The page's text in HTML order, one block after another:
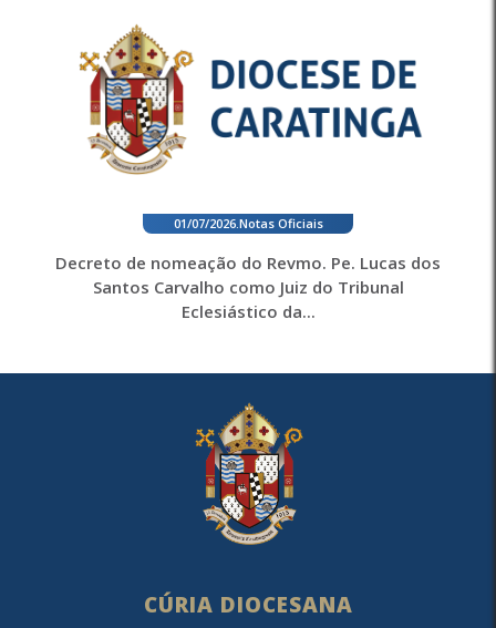
01/07/2026. Notas Oficiais
Decreto de nomeação do Revmo. Pe. Lucas dos
Santos Carvalho como Juiz do Tribunal
Eclesiástico da...
CÚRIA DIOCESANA